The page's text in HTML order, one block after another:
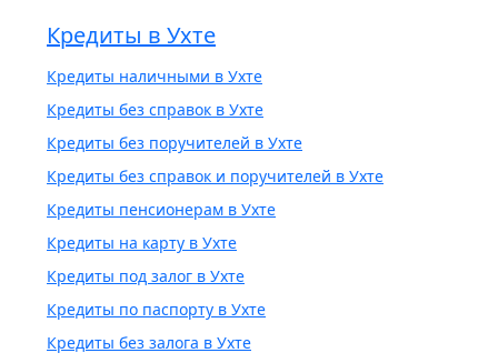
Кредиты в Ухте
Кредиты наличными в Ухте
Кредиты без справок в Ухте
Кредиты без поручителей в Ухте
Кредиты без справок и поручителей в Ухте
Кредиты пенсионерам в Ухте
Кредиты на карту в Ухте
Кредиты под залог в Ухте
Кредиты по паспорту в Ухте
Кредиты без залога в Ухте